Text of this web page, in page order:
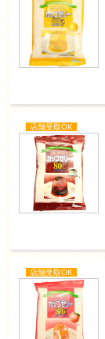
店舗受取OK
店舗受取OK